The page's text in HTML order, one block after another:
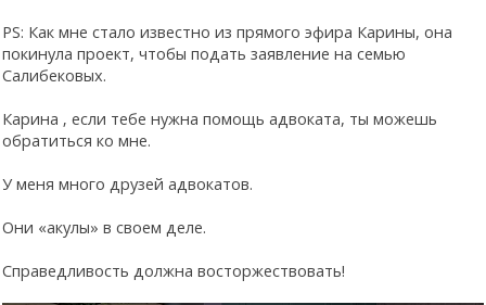
РS: Как мне стало известно из прямого эфира Карины, она
покинула проект, чтобы подать заявление на семью
Салибековых.
Карина ‚ если тебе нужна помощь адвоката, ты можешь
обратиться ко мне.
У меня много друзей адвокатов.
Они «акулы» в своем деле.
Справедливость должна восторжествовать!